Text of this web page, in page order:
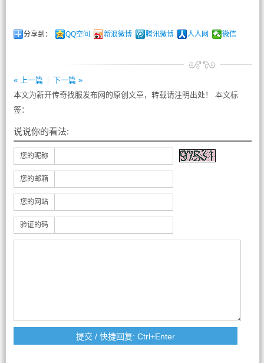
分享到： QQ空间 新浪微博 腾讯微博 人人网 微信
« 上一篇
下一篇 »
本文为新开传奇找服发布网的原创文章，转载请注明出处！ 本文标
签：
说说你的看法:
您的昵称
您的邮箱
您的网站
验证的码